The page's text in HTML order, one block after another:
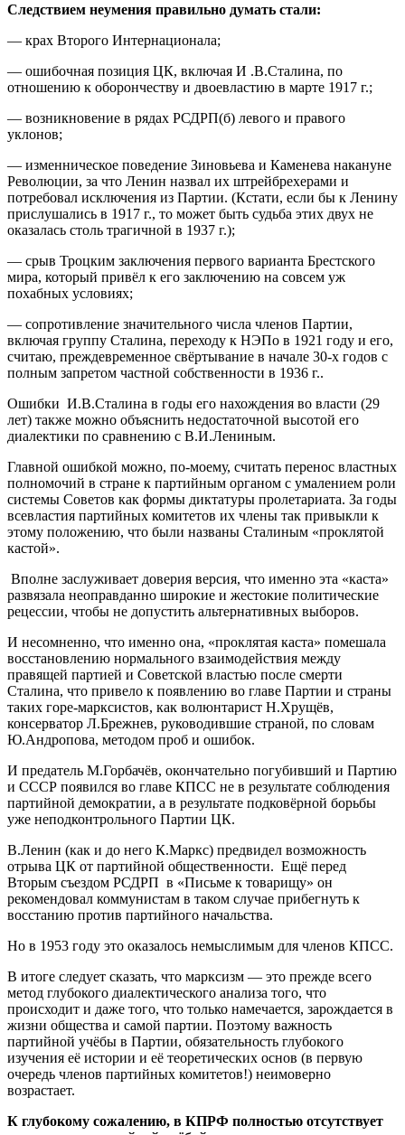
Следствием неумения правильно думать стали:
— крах Второго Интернационала;
— ошибочная позиция ЦК, включая И .В.Сталина, по
отношению к оборончеству и двоевластию в марте 1917 г.;
— возникновение в рядах РСДРП(б) левого и правого
уклонов;
— изменническое поведение Зиновьева и Каменева накануне
Революции, за что Ленин назвал их штрейбрехерами и
потребовал исключения из Партии. (Кстати, если бы к Ленину
прислушались в 1917 г., то может быть судьба этих двух не
оказалась столь трагичной в 1937 г.);
— срыв Троцким заключения первого варианта Брестского
мира, который привёл к его заключению на совсем уж
похабных условиях;
— сопротивление значительного числа членов Партии,
включая группу Сталина, переходу к НЭПо в 1921 году и его,
считаю, преждевременное свёртывание в начале 30-х годов с
полным запретом частной собственности в 1936 г..
Ошибки И.В.Сталина в годы его нахождения во власти (29
лет) также можно объяснить недостаточной высотой его
диалектики по сравнению с В.И.Лениным.
Главной ошибкой можно, по-моему, считать перенос властных
полномочий в стране к партийным органом с умалением роли
системы Советов как формы диктатуры пролетариата. За годы
всевластия партийных комитетов их члены так привыкли к
этому положению, что были названы Сталиным «проклятой
кастой».
Вполне заслуживает доверия версия, что именно эта «каста»
развязала неоправданно широкие и жестокие политические
рецессии, чтобы не допустить альтернативных выборов.
И несомненно, что именно она, «проклятая каста» помешала
восстановлению нормального взаимодействия между
правящей партией и Советской властью после смерти
Сталина, что привело к появлению во главе Партии и страны
таких горе-марксистов, как волюнтарист Н.Хрущёв,
консерватор Л.Брежнев, руководившие страной, по словам
Ю.Андропова, методом проб и ошибок.
И предатель М.Горбачёв, окончательно погубивший и Партию
и СССР появился во главе КПСС не в результате соблюдения
партийной демократии, а в результате подковёрной борьбы
уже неподконтрольного Партии ЦК.
В.Ленин (как и до него К.Маркс) предвидел возможность
отрыва ЦК от партийной общественности. Ещё перед
Вторым съездом РСДРП в «Письме к товарищу» он
рекомендовал коммунистам в таком случае прибегнуть к
восстанию против партийного начальства.
Но в 1953 году это оказалось немыслимым для членов КПСС.
В итоге следует сказать, что марксизм — это прежде всего
метод глубокого диалектического анализа того, что
происходит и даже того, что только намечается, зарождается в
жизни общества и самой партии. Поэтому важность
партийной учёбы в Партии, обязательность глубокого
изучения её истории и её теоретических основ (в первую
очередь членов партийных комитетов!) неимоверно
возрастает.
К глубокому сожалению, в КПРФ полностью отсутствует